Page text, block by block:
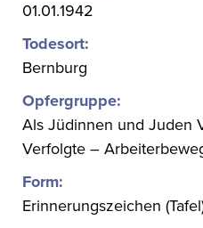
01.01.1942
Todesort:
Bernburg
Opfergruppe:
Als Jüdinnen und Juden
Verfolgte –
Form:
Erinnerungszeichen